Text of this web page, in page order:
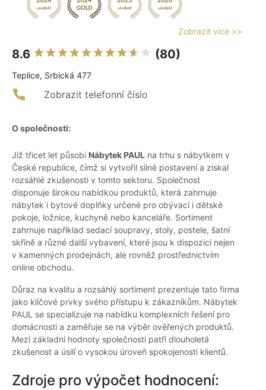
Zobrazit více >>
8.6 (80)
Teplice, Srbická 477
Zobrazit telefonní číslo
O společnosti:
Již třicet let působí Nábytek PAUL na trhu s nábytkem v
České republice, čímž si vytvořil silné postavení a získal
rozsáhlé zkušenosti v tomto sektoru. Společnost
disponuje širokou nabídkou produktů, která zahrnuje
nábytek i bytové doplňky určené pro obývací i dětské
pokoje, ložnice, kuchyně nebo kanceláře. Sortiment
zahrnuje například sedací soupravy, stoly, postele, šatní
skříně a různé další vybavení, které jsou k dispozici nejen
v kamenných prodejnách, ale rovněž prostřednictvím
online obchodu.
Důraz na kvalitu a rozsáhlý sortiment prezentuje tato firma
jako klíčové prvky svého přístupu k zákazníkům. Nábytek
PAUL se specializuje na nabídku komplexních řešení pro
domácnosti a zaměřuje se na výběr ověřených produktů.
Mezi základní hodnoty společnosti patří dlouholetá
zkušenost a úsilí o vysokou úroveň spokojenosti klientů.
Zdroje pro výpočet hodnocení: